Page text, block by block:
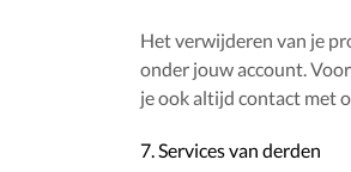
Het verwijderen van je
onder jouw account.
je ook altijd contact met
7. Services van derden